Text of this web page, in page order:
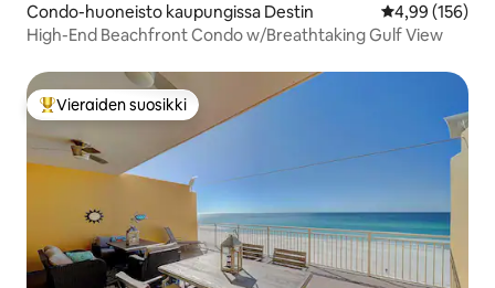
Condo-huoneisto kaupungissa Destin
4,99 (156)
High-End Beachfront Condo w/Breathtaking Gulf View
Vieraiden suosikkien parhaimmistoa
Vieraiden suosikki